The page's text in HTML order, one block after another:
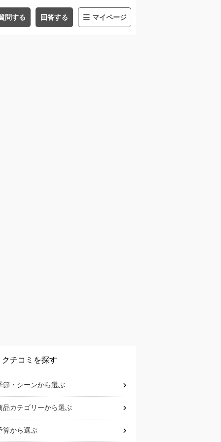
問する 回答する マイページ
クチコミを探す
節・シーンから選ぶ
品カテゴリーから選ぶ
算から選ぶ